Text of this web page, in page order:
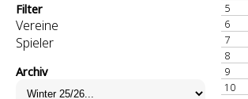
Filter
Vereine
Spieler
Archiv
5
6
7
8
9
10